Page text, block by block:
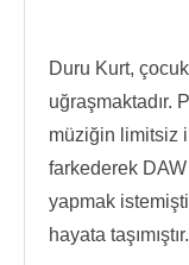
Duru Kurt,
uğraşmaktadır.
müziğin limitsiz
farkederek
yapmak
hayata taşımıştır.